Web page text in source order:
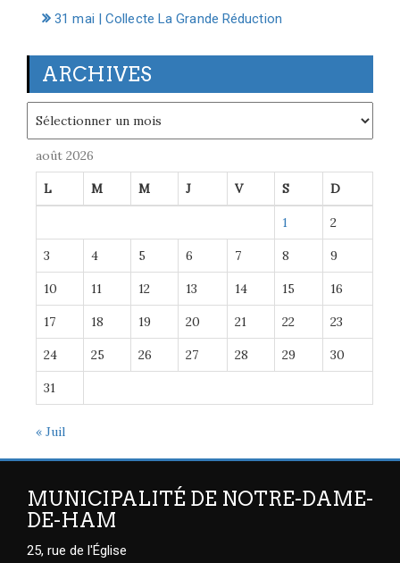
31 mai | Collecte La Grande Réduction
ARCHIVES
août 2026
L M M J V S D
1 2
3 4 5 6 7 8 9
10 11 12 13 14 15 16
17 18 19 20 21 22 23
24 25 26 27 28 29 30
31
« Juil
MUNICIPALITÉ DE NOTRE-DAME-
DE-HAM
25, rue de l'Église